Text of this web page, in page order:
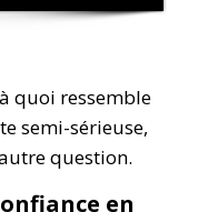
quoi ressemble
semi-sérieuse,
question.
en